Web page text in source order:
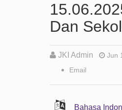
Dan
JKI Admin Jun
Email
Bahasa